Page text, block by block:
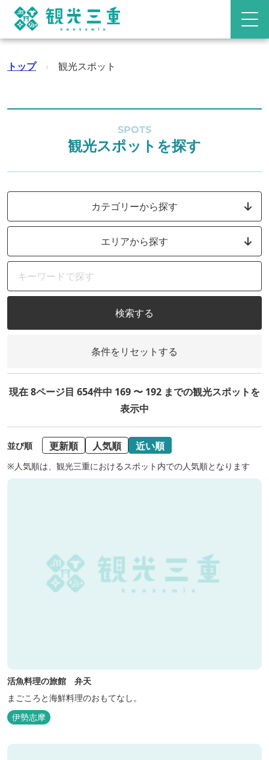
トップ › 観光スポット
SPOTS
観光スポットを探す
カテゴリーから探す
エリアから探す
検索する
条件をリセットする
現在 8ページ目 654件中 169 〜 192 までの観光スポットを
表示中
並び順 更新順 人気順 近い順
※人気順は、観光三重におけるスポット内での人気順となります
活魚料理の旅館 弁天
まごころと海鮮料理のおもてなし。
伊勢志摩